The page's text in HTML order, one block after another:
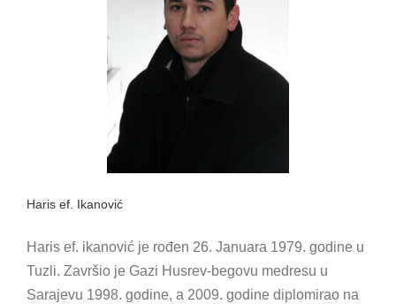
Haris ef. Ikanović
Haris ef. ikanović je rođen 26. Januara 1979. godine u
Tuzli. Završio je Gazi Husrev-begovu medresu u
Sarajevu 1998. godine, a 2009. godine diplomirao na